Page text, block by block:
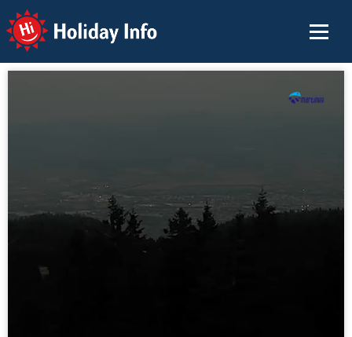
Holiday Info